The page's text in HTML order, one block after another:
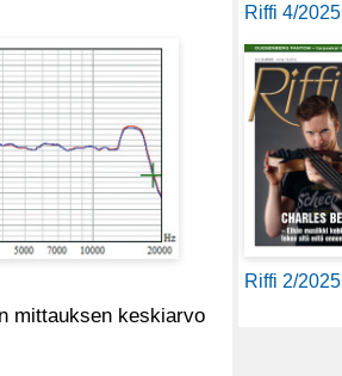
mittauksen keskiarvo
Riffi 4/2025
Riffi 2/2025